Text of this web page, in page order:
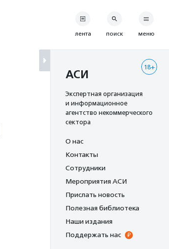
лента поиск меню
18+
АСИ
Экспертная организация
и информационное
агентство некоммерческого
сектора
О нас
Контакты
Сотрудники
Мероприятия АСИ
Прислать новость
Полезная библиотека
Наши издания
Поддержать нас